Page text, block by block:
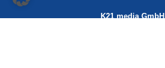
K21 media GmbH